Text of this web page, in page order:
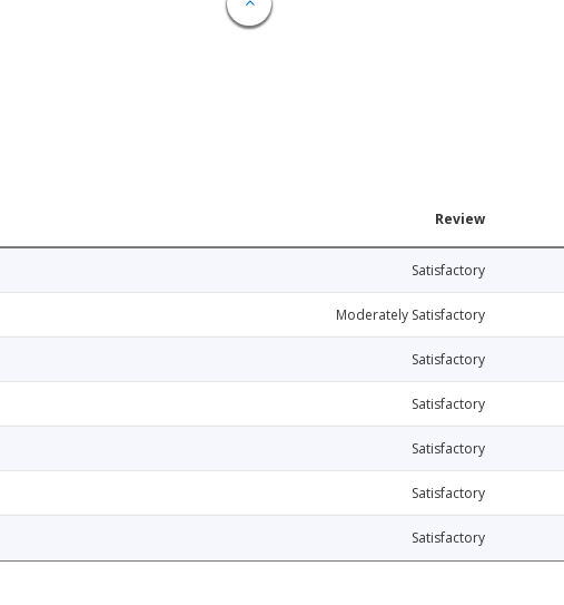
Review
Satisfactory
Moderately Satisfactory
Satisfactory
Satisfactory
Satisfactory
Satisfactory
Satisfactory